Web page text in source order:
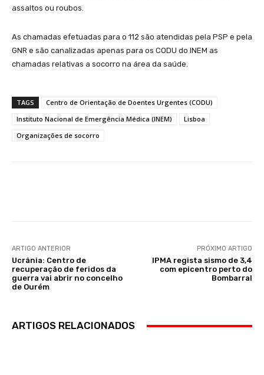
assaltos ou roubos.
As chamadas efetuadas para o 112 são atendidas pela PSP e pela
GNR e são canalizadas apenas para os CODU do INEM as
chamadas relativas a socorro na área da saúde.
TAGS
Centro de Orientação de Doentes Urgentes (CODU)
Instituto Nacional de Emergência Médica (INEM)
Lisboa
Organizações de socorro
ARTIGO ANTERIOR
Ucrânia: Centro de
recuperação de feridos da
guerra vai abrir no concelho
de Ourém
PRÓXIMO ARTIGO
IPMA regista sismo de 3,4
com epicentro perto do
Bombarral
ARTIGOS RELACIONADOS